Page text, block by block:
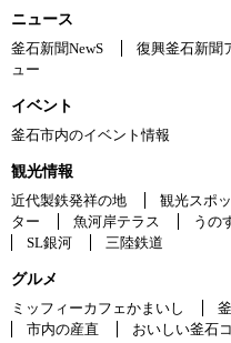
ニュース
釜石新聞NewS
復興釜石新聞
ュー
イベント
釜石市内のイベント情報
観光情報
近代製鉄発祥の地
観光スポ
ター
魚河岸テラス うの
SL銀河
三陸鉄道
グルメ
ミッフィーカフェかまいし
市内の産直
おいしい釜石